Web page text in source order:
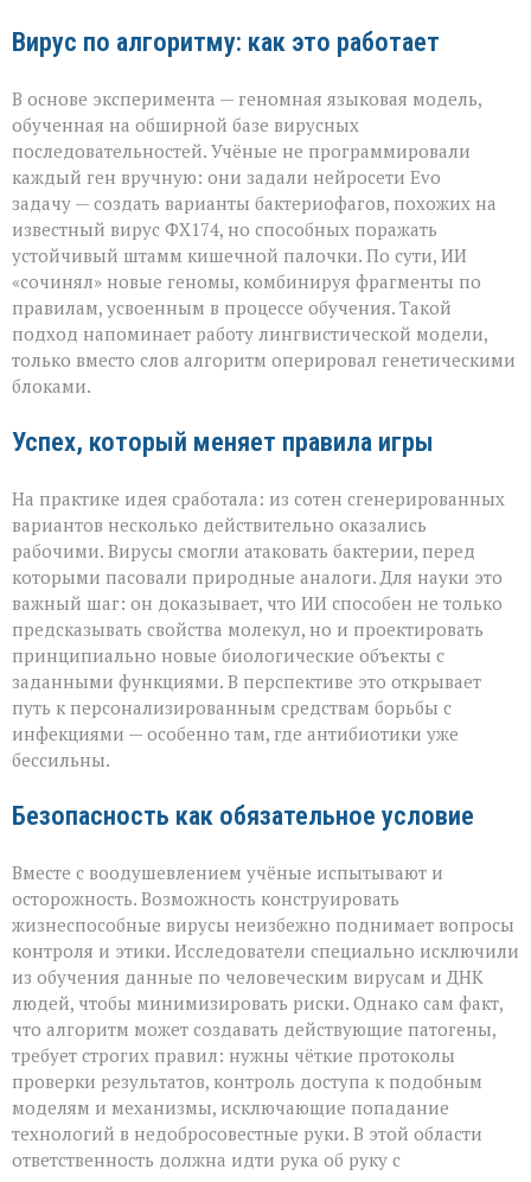
Вирус по алгоритму: как это работает
В основе эксперимента — геномная языковая модель,
обученная на обширной базе вирусных
последовательностей. Учёные не программировали
каждый ген вручную: они задали нейросети Evo
задачу — создать варианты бактериофагов, похожих на
известный вирус ФХ174, но способных поражать
устойчивый штамм кишечной палочки. По сути, ИИ
«сочинял» новые геномы, комбинируя фрагменты по
правилам, усвоенным в процессе обучения. Такой
подход напоминает работу лингвистической модели,
только вместо слов алгоритм оперировал генетическими
блоками.
Успех, который меняет правила игры
На практике идея сработала: из сотен сгенерированных
вариантов несколько действительно оказались
рабочими. Вирусы смогли атаковать бактерии, перед
которыми пасовали природные аналоги. Для науки это
важный шаг: он доказывает, что ИИ способен не только
предсказывать свойства молекул, но и проектировать
принципиально новые биологические объекты с
заданными функциями. В перспективе это открывает
путь к персонализированным средствам борьбы с
инфекциями — особенно там, где антибиотики уже
бессильны.
Безопасность как обязательное условие
Вместе с воодушевлением учёные испытывают и
осторожность. Возможность конструировать
жизнеспособные вирусы неизбежно поднимает вопросы
контроля и этики. Исследователи специально исключили
из обучения данные по человеческим вирусам и ДНК
людей, чтобы минимизировать риски. Однако сам факт,
что алгоритм может создавать действующие патогены,
требует строгих правил: нужны чёткие протоколы
проверки результатов, контроль доступа к подобным
моделям и механизмы, исключающие попадание
технологий в недобросовестные руки. В этой области
ответственность должна идти рука об руку с